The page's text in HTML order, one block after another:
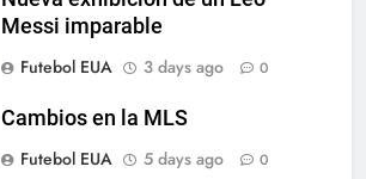
Messi imparable
Futebol EUA
3 days ago 0
Cambios en la MLS
Futebol EUA
5 days ago 0
SPORTS
Exibição: duas assistências de
Leo Messi e hat-trick de Luis